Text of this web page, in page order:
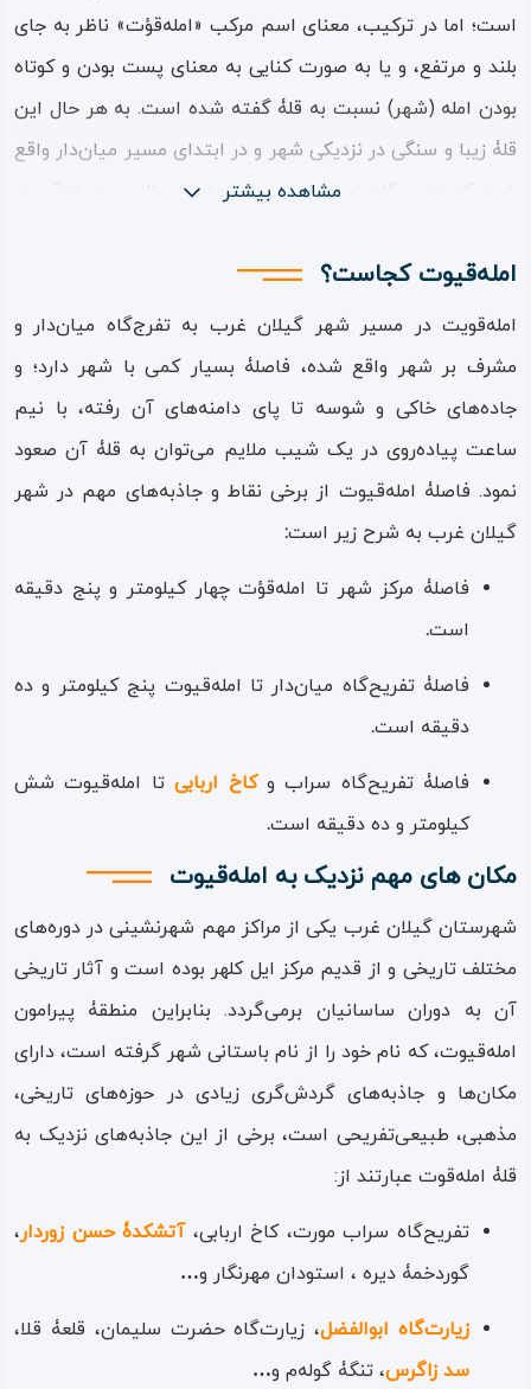
است؛ اما در ترکیب، معنای اسم مرکب «امله‌قؤت» ناظر به جای
بلند و مرتفع، و یا به صورت کنایی به معنای پست بودن و کوتاه
بودن امله (شهر) نسبت به قلۀ گفته شده است. به هر حال این
قلۀ زیبا و سنگی در نزدیکی شهر و در ابتدای مسیر میان‌دار واقع
شده که تفریح‌گاه نوروزی مردم شهر است. بالای ستیغ آن به
سازه‌ای با سنگ‌های تراش‌خورده و ساروج نیز در آن پیداست؛
بنابراین با توجه به این‌که با استودان مهرنگار در یک خط دید
قرار دارد، با حدس نزدیک به یقین می‌توان گفت که امله‌قیوت
نیز سازه‌ای مربوط به دوران ساسانی بوده است اما در نوع و
کاربرد سازه نمی‌توان ظن درست برد؛ برخی بر آن هستند که این
سازه نقش برج دیدبانی یا به اصطلاح، نقش فانوس بیابانی را،
برای هدایت کاروانیان در شب داشته است؛ و برخی نیز بر این
است. در صعود به بالای آن می‌توان از زیباترین چشم‌انداز، شهر
زیباترین و جذاب‌ترین گردش‌گاه‌ها را پدید می‌آورد؛ دامنه‌هایی
پوشیده از درختان بلوط و بوته‌های گز گرمسیری که آب‌های
حاصل از باران، جای‌جای آن را تبدیل به چشمه‌ها و آبشارهای
فصلی و موقت می‌کند
مشاهده بیشتر
امله‌قیوت کجاست؟
امله‌قویت در مسیر شهر گیلان ‌غرب به تفرج‌گاه میان‌دار و
مشرف بر شهر واقع شده، فاصلۀ بسیار کمی با شهر دارد؛ و
جاده‌های خاکی و شوسه تا پای دامنه‌های آن رفته، با نیم
ساعت پیاده‌روی در یک شیب ملایم می‌توان به قلۀ آن صعود
نمود. فاصلۀ امله‌قیوت از برخی نقاط و جاذبه‌های مهم در شهر
گیلان ‌غرب به شرح زیر است:
فاصلۀ مرکز شهر تا امله‌قؤت چهار کیلومتر و پنج دقیقه
است.
فاصلۀ تفریح‌گاه میان‌دار تا امله‌قیوت پنج کیلومتر و ده
دقیقه است.
فاصلۀ تفریح‌گاه سراب وکاخ اربابیتا امله‌قیوت شش
کیلومتر و ده دقیقه است.
مکان های مهم نزدیک به امله‌قیوت
شهرستان گیلان ‌غرب یکی از مراکز مهم شهرنشینی در دوره‌های
مختلف تاریخی و از قدیم مرکز ایل کلهر بوده است و آثار تاریخی
آن به دوران ساسانیان برمی‌گردد. بنابراین منطقۀ پیرامون
امله‌قیوت، که نام خود را از نام باستانی شهر گرفته است، دارای
مکان‌ها و جاذبه‌های گردش‌گری زیادی در حوزه‌های تاریخی،
مذهبی، طبیعی‌تفریحی است، برخی از این جاذبه‌های نزدیک به
قلۀ امله‌قوت عبارتند از:
تفریح‌گاه سراب مورت، کاخ اربابی،آتشکدۀ حسن زوردار،
گوردخمۀ دیره ، استودان مهرنگار و…
زیارت‌گاه ابوالفضل، زیارت‌گاه حضرت سلیمان، قلعۀ قلا،
سد زاگرس، تنگۀ گوله‌م و…